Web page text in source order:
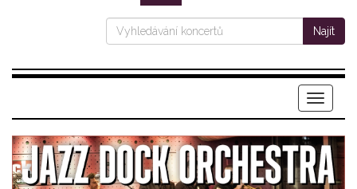
Najít
Menu